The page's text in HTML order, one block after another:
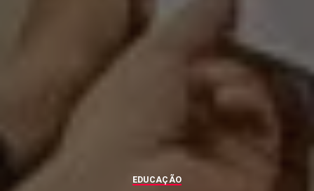
EDUCAÇÃO